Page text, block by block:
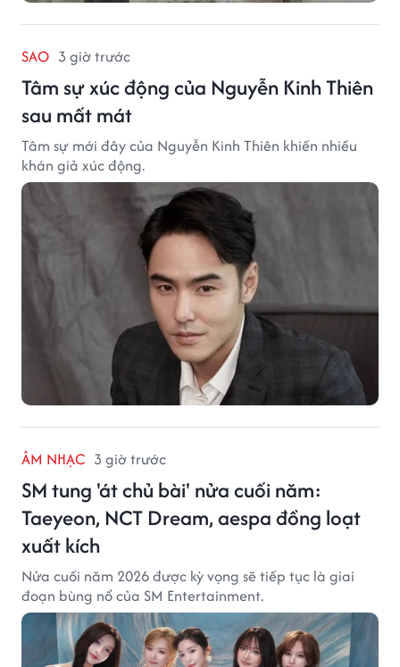
SAO 3 giờ trước
Tâm sự xúc động của Nguyễn Kinh Thiên
sau mất mát
Tâm sự mới đây của Nguyễn Kinh Thiên khiến nhiều
khán giả xúc động.
ÂM NHẠC 3 giờ trước
SM tung 'át chủ bài' nửa cuối năm:
Taeyeon, NCT Dream, aespa đồng loạt
xuất kích
Nửa cuối năm 2026 được kỳ vọng sẽ tiếp tục là giai
đoạn bùng nổ của SM Entertainment.